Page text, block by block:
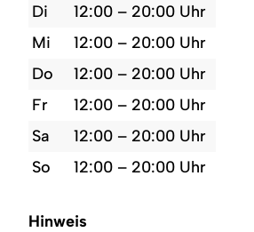
Di
12:00 – 20:00 Uhr
Mi
12:00 – 20:00 Uhr
Do
12:00 – 20:00 Uhr
Fr
12:00 – 20:00 Uhr
Sa
12:00 – 20:00 Uhr
So
12:00 – 20:00 Uhr
Hinweis